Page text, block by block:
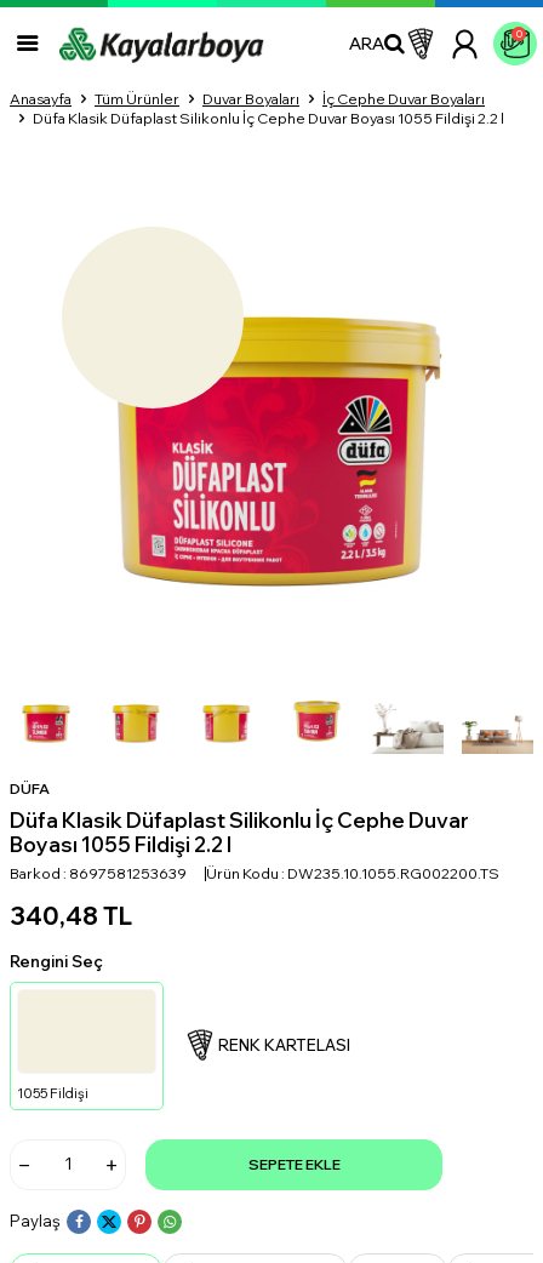
ARA 0
Anasayfa Tüm Ürünler Duvar Boyaları
İç Cephe Duvar Boyaları
Düfa Klasik Düfaplast Silikonlu İç Cephe Duvar Boyası 1055 Fildişi 2.2 l
DÜFA
Düfa Klasik Düfaplast Silikonlu İç Cephe Duvar
Boyası 1055 Fildişi 2.2 l
Barkod : 8697581253639 Ürün Kodu : DW235.10.1055.RG002200.TS
340,48 TL
Rengini Seç
1055 Fildişi
RENK KARTELASI
SEPETE EKLE
Paylaş